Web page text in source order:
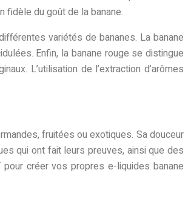
fidèle du goût de la banane.
variétés de bananes. La banane
Enfin, la banane rouge se distingue
L’utilisation de l’extraction d’arômes
fruitées ou exotiques. Sa douceur
qui ont fait leurs preuves, ainsi que des
créer vos propres e-liquides banane